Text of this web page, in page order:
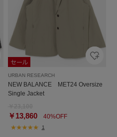
URBAN RESEARCH
NEW BALANCE MET24 Oversize
Single Jacket
￥13,86040%OFF
1